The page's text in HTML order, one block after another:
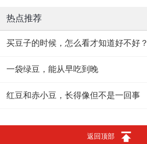
热点推荐
买豆子的时候，怎么看才知道好不好？
一袋绿豆，能从早吃到晚
红豆和赤小豆，长得像但不是一回事
返回顶部